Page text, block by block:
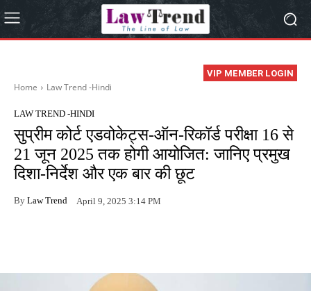
VIP MEMBER LOGIN
Home Law Trend -Hindi
LAW TREND -HINDI
सुप्रीम कोर्ट एडवोकेट्स-ऑन-रिकॉर्ड परीक्षा 16 से
21 जून 2025 तक होगी आयोजित: जानिए प्रमुख
दिशा-निर्देश और एक बार की छूट
By Law Trend April 9, 2025 3:14 PM